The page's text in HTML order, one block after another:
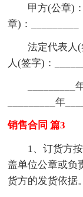
甲方(公
章)：_________
法定代表
人(签字)：
_________年
销售合同 篇3
1、订货方
盖单位公章或负
货方的发货依据。